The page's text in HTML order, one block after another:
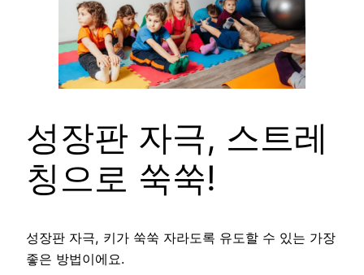
성장판 자극, 스트레
칭으로 쑥쑥!
성장판 자극, 키가 쑥쑥 자라도록 유도할 수 있는 가장
좋은 방법이에요.